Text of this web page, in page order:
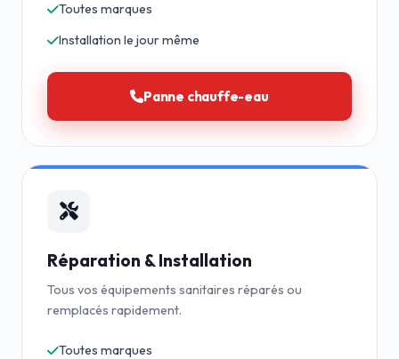
Toutes marques
Installation le jour même
Panne chauffe-eau
Réparation & Installation
Tous vos équipements sanitaires réparés ou
remplacés rapidement.
Toutes marques